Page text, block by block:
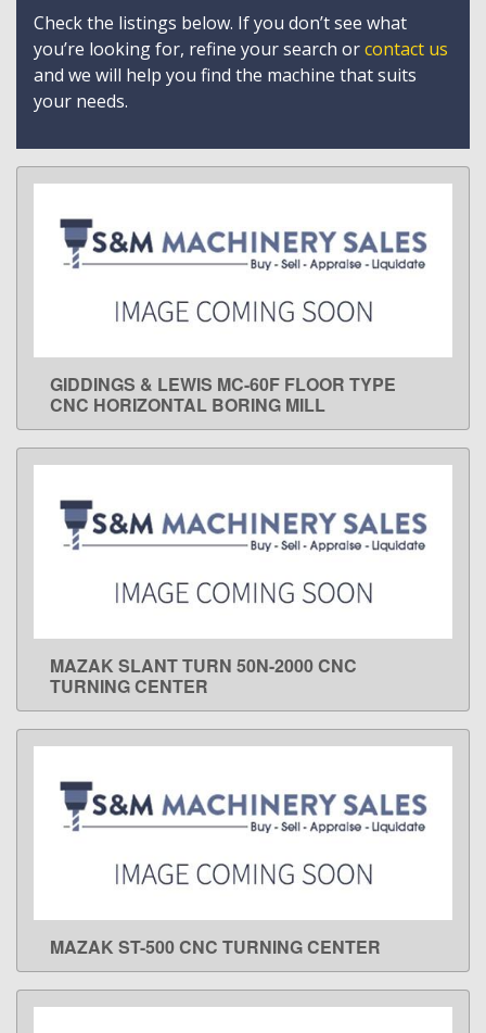
Check the listings below. If you don’t see what
you’re looking for, refine your search orcontact us
and we will help you find the machine that suits
your needs.
LEARN MORE
GIDDINGS & LEWIS MC-60F FLOOR TYPE
CNC HORIZONTAL BORING MILL
LEARN MORE
MAZAK SLANT TURN 50N-2000 CNC
TURNING CENTER
LEARN MORE
MAZAK ST-500 CNC TURNING CENTER